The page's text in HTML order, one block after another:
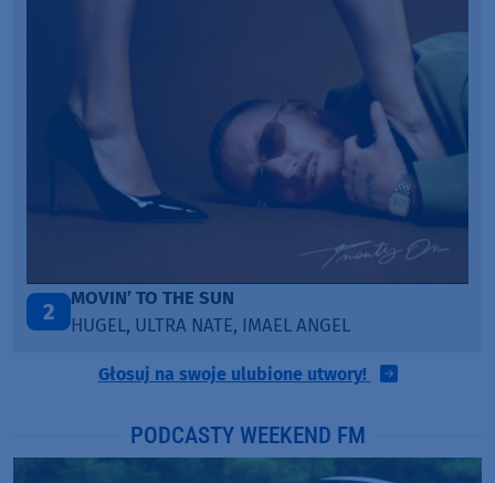
3
TAŃCZ!
BLETKA
Głosuj na swoje ulubione utwory!
PODCASTY WEEKEND FM